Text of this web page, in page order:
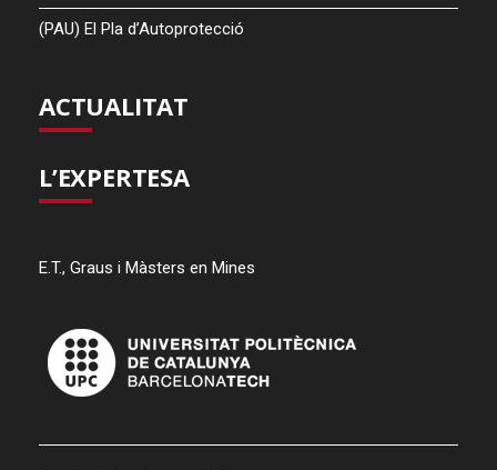
(PAU) El Pla d’Autoprotecció
ACTUALITAT
L’EXPERTESA
E.T., Graus i Màsters en Mines